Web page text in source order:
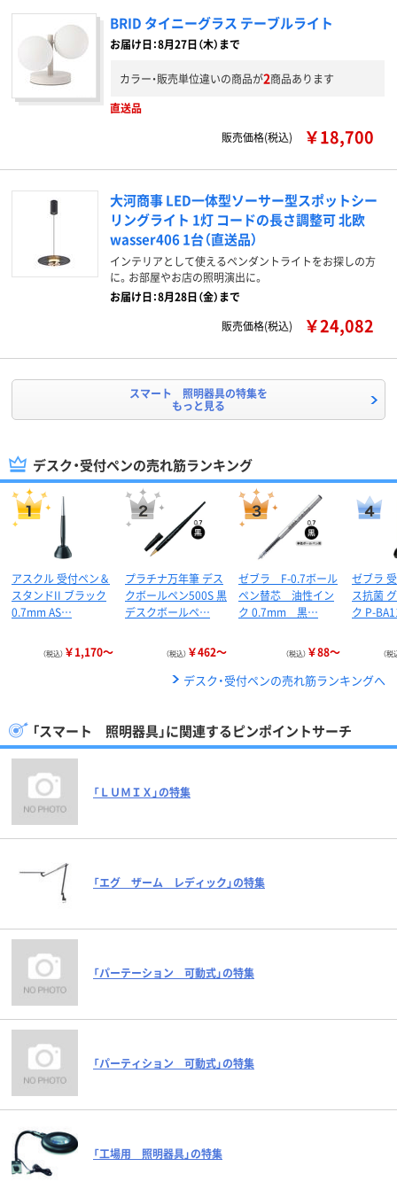
BRID タイニーグラス テーブルライト
お届け日：8月27日（木）まで
カラー・販売単位違いの商品が2商品あります
直送品
販売価格(税込)
￥18,700
大河商事 LED一体型ソーサー型スポットシー
リングライト 1灯 コードの長さ調整可 北欧
wasser406 1台（直送品）
インテリアとして使えるペンダントライトをお探しの方
に。お部屋やお店の照明演出に。
お届け日：8月28日（金）まで
販売価格(税込)
￥24,082
スマート 照明器具の特集を
もっと見る
デスク・受付ペンの売れ筋ランキング
アスクル 受付ペン＆
スタンドII ブラック
0.7mm AS…
（税込） ￥1,170～
プラチナ万年筆 デス
クボールペン500S 黒
デスクボールペ…
（税込） ￥462～
ゼブラ F-0.7ボール
ペン替芯 油性イン
ク 0.7mm 黒…
（税込） ￥88～
ゼブラ
ス抗菌
ク P-
（税
デスク・受付ペンの売れ筋ランキングへ
「スマート 照明器具」に関連するピンポイントサーチ
「ＬＵＭＩＸ」の特集
「エグ ザーム レディック」の特集
「パーテーション 可動式」の特集
「パーティション 可動式」の特集
「工場用 照明器具」の特集